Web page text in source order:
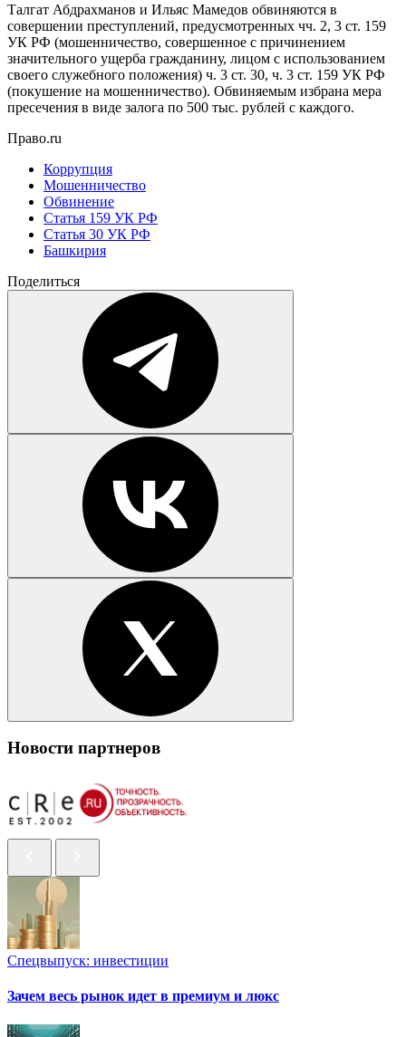
Талгат Абдрахманов и Ильяс Мамедов обвиняются в
совершении преступлений, предусмотренных чч. 2, 3 ст. 159
УК РФ (мошенничество, совершенное с причинением
значительного ущерба гражданину, лицом с использованием
своего служебного положения) ч. 3 ст. 30, ч. 3 ст. 159 УК РФ
(покушение на мошенничество). Обвиняемым избрана мера
пресечения в виде залога по 500 тыс. рублей с каждого.
Право.ru
Коррупция
Мошенничество
Обвинение
Статья 159 УК РФ
Статья 30 УК РФ
Башкирия
Поделиться
Новости партнеров
Спецвыпуск: инвестиции
Зачем весь рынок идет в премиум и люкс